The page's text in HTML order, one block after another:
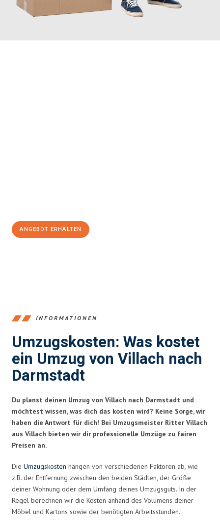
ANGEBOT ERHALTEN
INFORMATIONEN
Umzugskosten: Was kostet
ein Umzug von Villach nach
Darmstadt
Du planst deinen Umzug von Villach nach Darmstadt und
möchtest wissen, was dich das kosten wird? Keine Sorge, wir
haben die Antwort für dich! Bei Umzugsmeister Ritter Villach
aus Villach bieten wir dir professionelle Umzüge zu fairen
Preisen an.
Die Umzugskosten hängen von verschiedenen Faktoren ab, wie
z.B. der Entfernung zwischen den beiden Städten, der Größe
deiner Wohnung oder dem Umfang deines Umzugsguts. In der
Regel berechnen wir die Kosten anhand des Volumens deiner
Möbel und Kartons sowie der benötigten Arbeitsstunden.